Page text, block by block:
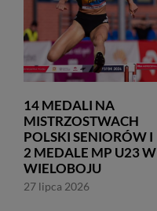
14 MEDALI NA
MISTRZOSTWACH
POLSKI SENIORÓW I
2 MEDALE MP U23 W
WIELOBOJU
27 lipca 2026